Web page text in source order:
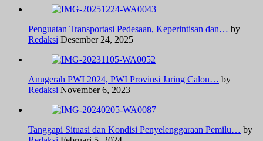
Penguatan Transportasi Pedesaan, Keperintisan dan… by
Redaksi Desember 24, 2025
Anugerah PWI 2024, PWI Provinsi Jaring Calon… by
Redaksi November 6, 2023
Tanggapi Situasi dan Kondisi Penyelenggaraan Pemilu… by